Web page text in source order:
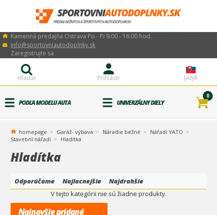
Kamenná predajňa Ostrava Po - Pi 9:00 - 16:00 hod.
info@sportovniautodoplnky.sk
Jazyk
Prihlásiť
Zaregistrujte sa
Hľadať
PODĽA MODELU AUTA UNIVERZÁLNY DIELY
0
homepage Garáž- výbava Náradie bežné
Nářadí YATO
Stavební nářadí
Hladítka
Hladítka
Odporúčame Najlacnejšie
Najdrahšie
V tejto kategórii nie sú žiadne produkty.
Najnovšie pridané